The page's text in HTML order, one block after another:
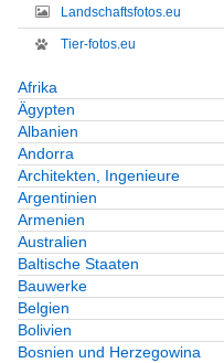
Landschaftsfotos.eu
Tier-fotos.eu
Afrika
Ägypten
Albanien
Andorra
Architekten, Ingenieure
Argentinien
Armenien
Australien
Baltische Staaten
Bauwerke
Belgien
Bolivien
Bosnien und Herzegowina